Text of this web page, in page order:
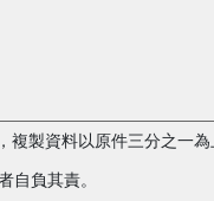
製資料以原件三分之一為
自負其責。